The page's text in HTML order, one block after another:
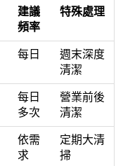
建議
頻率
特殊處理
每日
週末深度
清潔
每日
多次
營業前後
清潔
依需
求
定期大清
掃